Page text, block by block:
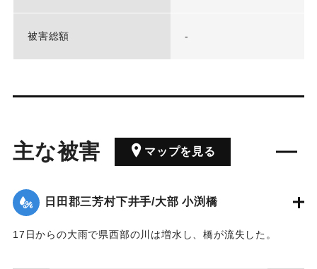
被害総額 -
主な被害 マップを見る
日田郡三芳村下井手/大部 小渕橋
17日からの大雨で県西部の川は増水し、橋が流失した。
｜固有コード:00342001